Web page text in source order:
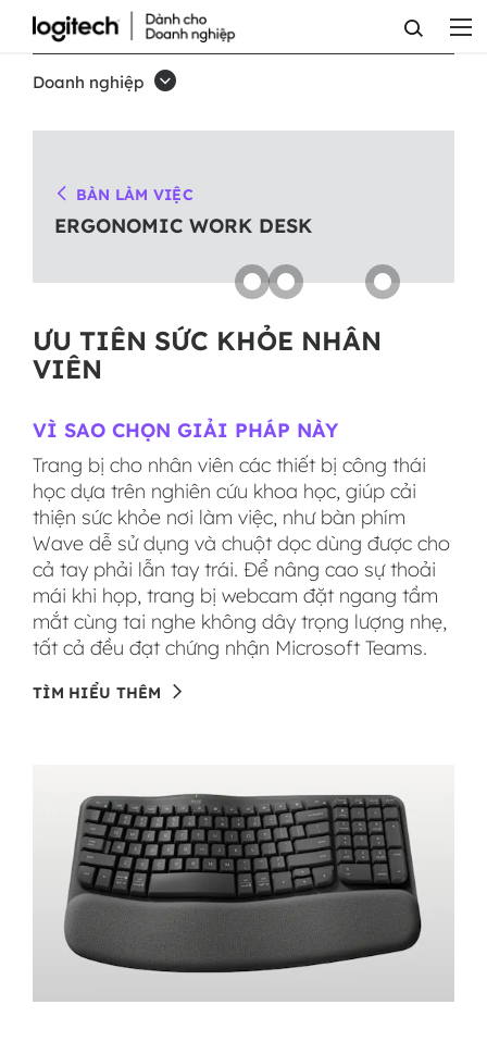
GIẢI
PHÁP
ERGO
WORK
DESK
CHO
MICROSOFT
TEAMS
Doanh nghiệp
BÀN LÀM VIỆC
ERGONOMIC WORK DESK
ƯU TIÊN SỨC KHỎE NHÂN
VIÊN
VÌ SAO CHỌN GIẢI PHÁP NÀY
Trang bị cho nhân viên các thiết bị công thái
học dựa trên nghiên cứu khoa học, giúp cải
thiện sức khỏe nơi làm việc, như bàn phím
Wave dễ sử dụng và chuột dọc dùng được cho
cả tay phải lẫn tay trái. Để nâng cao sự thoải
mái khi họp, trang bị webcam đặt ngang tầm
mắt cùng tai nghe không dây trọng lượng nhẹ,
tất cả đều đạt chứng nhận Microsoft Teams.
TÌM HIỂU THÊM